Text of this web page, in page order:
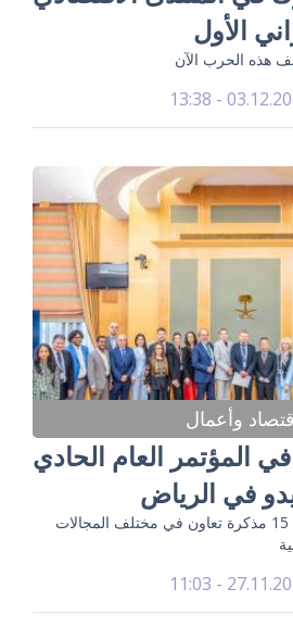
الأول
هذه الحرب الآن
03.12.2025 -
وأعمال
المؤتمر العام الحادي
في الرياض
أوكرانيا والسعودية توقعان 15 مذكرة تعاون في مختلف المجالات
27.11.2025 -